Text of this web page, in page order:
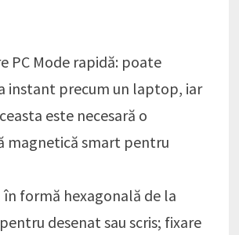
PC Mode rapidă: poate
instant precum un laptop, iar
este necesară o
magnetică smart pentru
formă hexagonală de la
pentru desenat sau scris; fixare